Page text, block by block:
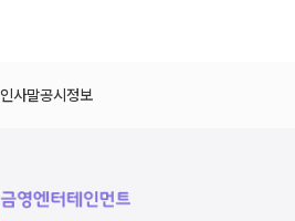
사말공시정보